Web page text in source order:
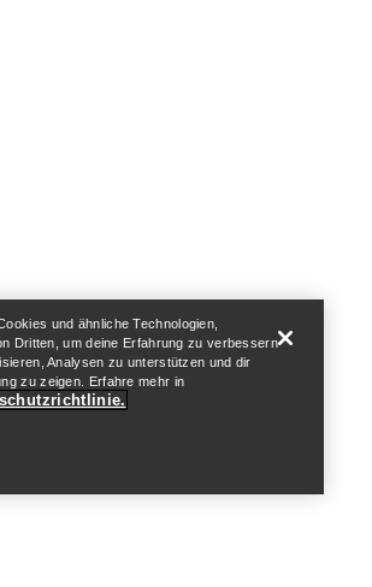
und ähnliche Technologien,
Dritten, um deine Erfahrung zu verbessern
Analysen zu unterstützen und dir
zu zeigen. Erfahre mehr in